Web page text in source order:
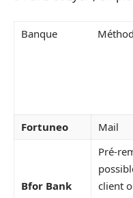
Banque
Fortuneo
Mail
Bfor Bank
Pré-
client